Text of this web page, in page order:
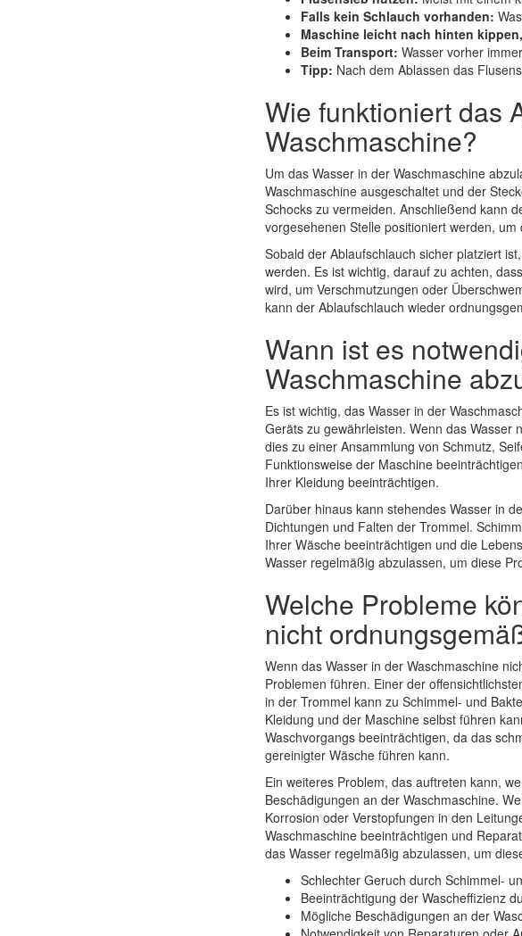
Falls kein Schlauch vorhanden:
Maschine leicht nach hinten kippen,
Beim Transport: Wasser vorher
Tipp: Nach dem Ablassen das
Wie funktioniert das
Waschmaschine?
Um das Wasser in der Waschmaschine
Waschmaschine ausgeschaltet und der
Schocks zu vermeiden. Anschließend kann
vorgesehenen Stelle positioniert werden,
Sobald der Ablaufschlauch sicher platziert
werden. Es ist wichtig, darauf zu achten,
wird, um Verschmutzungen oder
kann der Ablaufschlauch wieder
Wann ist es
Waschmaschine
Es ist wichtig, das Wasser in der
Geräts zu gewährleisten. Wenn das Wasser
dies zu einer Ansammlung von Schmutz,
Funktionsweise der Maschine
Ihrer Kleidung beeinträchtigen.
Darüber hinaus kann stehendes Wasser in
Dichtungen und Falten der Trommel.
Ihrer Wäsche beeinträchtigen und die
Wasser regelmäßig abzulassen, um diese
Welche Probleme
nicht
Wenn das Wasser in der Waschmaschine
Problemen führen. Einer der
in der Trommel kann zu Schimmel- und
Kleidung und der Maschine selbst führen
Waschvorgangs beeinträchtigen, da das
gereinigter Wäsche führen kann.
Ein weiteres Problem, das auftreten kann,
Beschädigungen an der Waschmaschine.
Korrosion oder Verstopfungen in den
Waschmaschine beeinträchtigen und
das Wasser regelmäßig abzulassen, um
Schlechter Geruch durch Schimmel-
Beeinträchtigung der Wascheffizienz
Mögliche Beschädigungen an der